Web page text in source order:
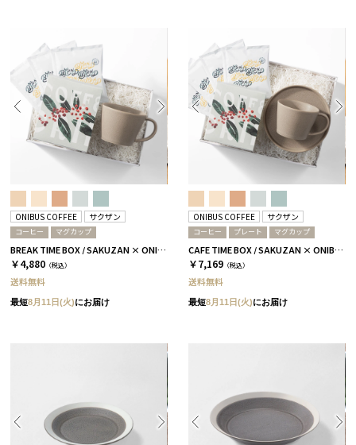
ONIBUS COFFEE サクザン
コーヒー マグカップ
BREAK TIME BOX / SAKUZAN × ONIBUS COFFEE / SINGLE / グレージュ
￥4,880 （税込）
送料無料
最短8月11日(火)にお届け
ONIBUS COFFEE サクザン
コーヒー プレート マグカップ
CAFE TIME BOX / SAKUZAN × ONIBUS COFFEE / SINGLE / グレージュ
￥7,169 （税込）
送料無料
最短8月11日(火)にお届け